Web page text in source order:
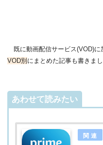
既に動画配信サービス(VOD)に
VOD別 にまとめた記事も書きま
あわせて読みたい